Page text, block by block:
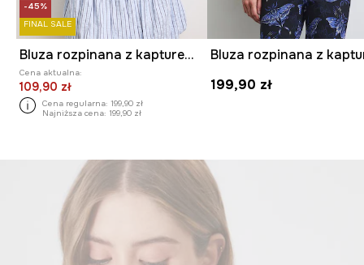
-45%
FINAL SALE
Bluza rozpinana z kapturem damska z motywem roślinnym
Cena aktualna:
109,90 zł
Cena regularna: 199,90 zł
Najniższa cena: 199,90 zł
199,90 zł